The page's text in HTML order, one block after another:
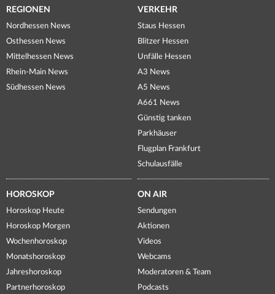
REGIONEN
Nordhessen News
Osthessen News
Mittelhessen News
Rhein-Main News
Südhessen News
VERKEHR
Staus Hessen
Blitzer Hessen
Unfälle Hessen
A3 News
A5 News
A661 News
Günstig tanken
Parkhäuser
Flugplan Frankfurt
Schulausfälle
HOROSKOP
Horoskop Heute
Horoskop Morgen
Wochenhoroskop
Monatshoroskop
Jahreshoroskop
Partnerhoroskop
ON AIR
Sendungen
Aktionen
Videos
Webcams
Moderatoren & Team
Podcasts